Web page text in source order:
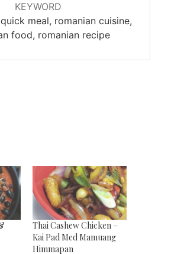
KEYWORD
meal, romanian cuisine,
food, romanian recipe
Thai Cashew Chicken –
Kai Pad Med Mamuang
Himmapan